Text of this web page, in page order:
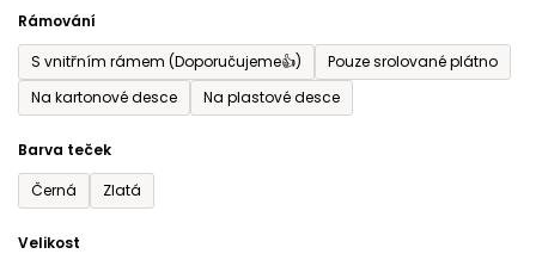
Rámování
S vnitřním rámem (Doporučujeme👍)
Pouze srolované plátno
Na kartonové desce
Na plastové desce
Barva teček
Černá
Zlatá
Velikost